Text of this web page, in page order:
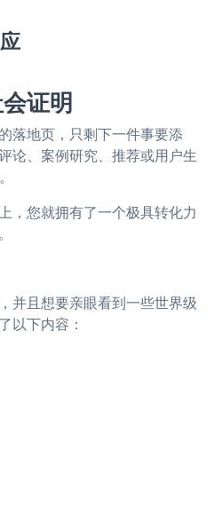
证明
落地页，只剩下一件事要添
论、案例研究、推荐或用户生
，您就拥有了一个极具转化力
并且想要亲眼看到一些世界级
以下内容：